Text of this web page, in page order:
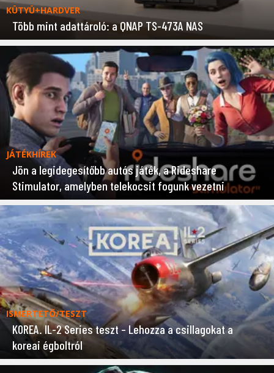
KÜTYÜ+HARDVER
Több mint adattároló: a QNAP TS-473A NAS
JÁTÉKHÍREK
Jön a legidegesítőbb autós játék, a Rideshare
Stimulator, amelyben telekocsit fogunk vezetni
ISMERTETŐ/TESZT
KOREA. IL-2 Series teszt – Lehozza a csillagokat a
koreai égboltról